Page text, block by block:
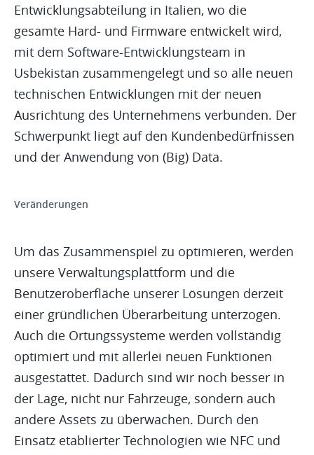
Entwicklungsabteilung in Italien, wo die
gesamte Hard- und Firmware entwickelt wird,
mit dem Software-Entwicklungsteam in
Usbekistan zusammengelegt und so alle neuen
technischen Entwicklungen mit der neuen
Ausrichtung des Unternehmens verbunden. Der
Schwerpunkt liegt auf den Kundenbedürfnissen
und der Anwendung von (Big) Data.
Veränderungen
Um das Zusammenspiel zu optimieren, werden
unsere Verwaltungsplattform und die
Benutzeroberfläche unserer Lösungen derzeit
einer gründlichen Überarbeitung unterzogen.
Auch die Ortungssysteme werden vollständig
optimiert und mit allerlei neuen Funktionen
ausgestattet. Dadurch sind wir noch besser in
der Lage, nicht nur Fahrzeuge, sondern auch
andere Assets zu überwachen. Durch den
Einsatz etablierter Technologien wie NFC und